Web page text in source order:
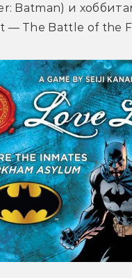
Batman) и
— The Battle of the